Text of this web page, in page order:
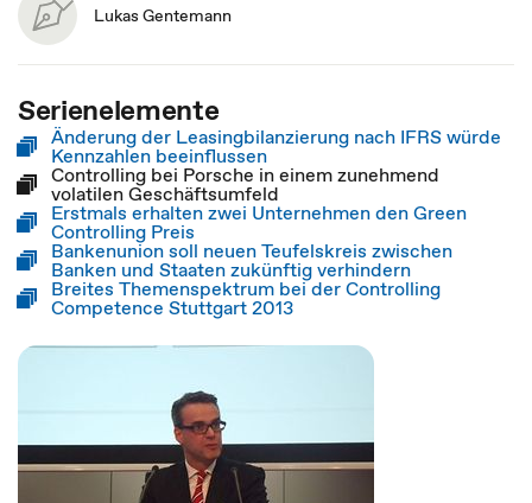
Lukas Gentemann
Serienelemente
Änderung der Leasingbilanzierung nach IFRS würde
Kennzahlen beeinflussen
Controlling bei Porsche in einem zunehmend
volatilen Geschäftsumfeld
Erstmals erhalten zwei Unternehmen den Green
Controlling Preis
Bankenunion soll neuen Teufelskreis zwischen
Banken und Staaten zukünftig verhindern
Breites Themenspektrum bei der Controlling
Competence Stuttgart 2013